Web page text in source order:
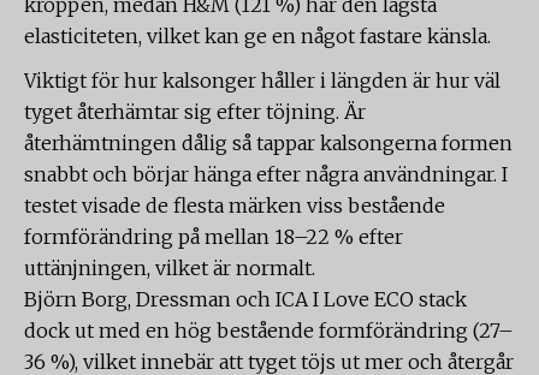
kroppen, medan H&M (121 %) har den lägsta
elasticiteten, vilket kan ge en något fastare känsla.
Viktigt för hur kalsonger håller i längden är hur väl
tyget återhämtar sig efter töjning. Är
återhämtningen dålig så tappar kalsongerna formen
snabbt och börjar hänga efter några användningar. I
testet visade de flesta märken viss bestående
formförändring på mellan 18–22 % efter
uttänjningen, vilket är normalt.
Björn Borg, Dressman och ICA I Love ECO stack
dock ut med en hög bestående formförändring (27–
36 %), vilket innebär att tyget töjs ut mer och återgår